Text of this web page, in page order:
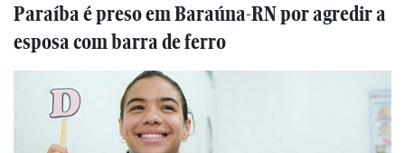
Paraíba é preso em Baraúna-RN por agredir a
esposa com barra de ferro